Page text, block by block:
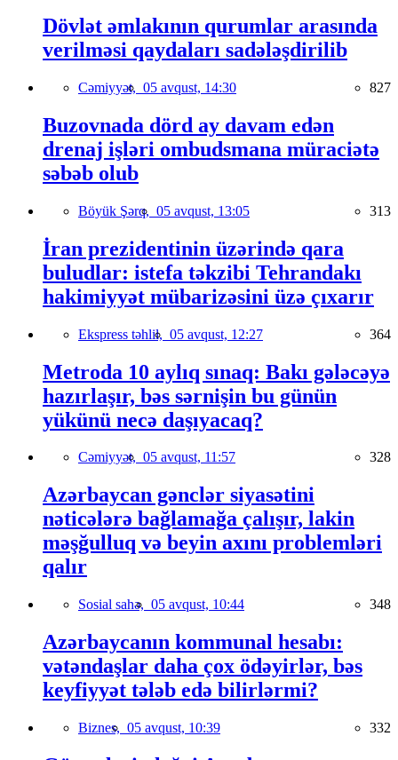
Dövlət əmlakının qurumlar arasında
verilməsi qaydaları sadələşdirilib
Cəmiyyət, 05 avqust, 14:30 827
Buzovnada dörd ay davam edən
drenaj işləri ombudsmana müraciətə
səbəb olub
Böyük Şərq, 05 avqust, 13:05 313
İran prezidentinin üzərində qara
buludlar: istefa təkzibi Tehrandakı
hakimiyyət mübarizəsini üzə çıxarır
Ekspress təhlil, 05 avqust, 12:27 364
Metroda 10 aylıq sınaq: Bakı gələcəyə
hazırlaşır, bəs sərnişin bu günün
yükünü necə daşıyacaq?
Cəmiyyət, 05 avqust, 11:57 328
Azərbaycan gənclər siyasətini
nəticələrə bağlamağa çalışır, lakin
məşğulluq və beyin axını problemləri
qalır
Sosial sahə, 05 avqust, 10:44 348
Azərbaycanın kommunal hesabı:
vətəndaşlar daha çox ödəyirlər, bəs
keyfiyyət tələb edə bilirlərmi?
Biznes, 05 avqust, 10:39 332